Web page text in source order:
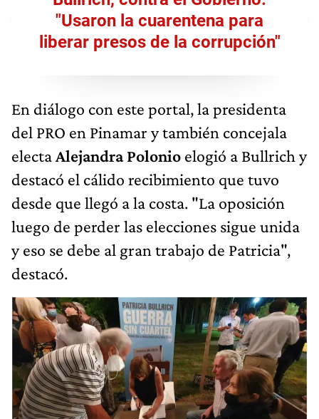
"Usaron la cuarentena para
liberar presos de la corrupción"
En diálogo con este portal, la presidenta
del PRO en Pinamar y también concejala
electaAlejandra Polonio elogió a Bullrich y
destacó el cálido recibimiento que tuvo
desde que llegó a la costa. "La oposición
luego de perder las elecciones sigue unida
y eso se debe al gran trabajo de Patricia",
destacó.